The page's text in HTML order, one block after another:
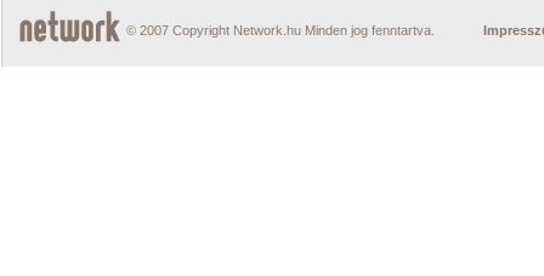
© 2007 Copyright Network.hu Minden jog fenntartva.